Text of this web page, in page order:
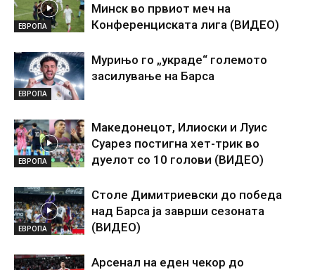
ЕВРОПА
Минск во првиот меч на
Конференциската лига (ВИДЕО)
ЕВРОПА
Мурињо го „украде“ големото
засилување на Барса
ЕВРОПА
Македонецот, Илиоски и Луис
Суарез постигна хет-трик во
дуелот со 10 голови (ВИДЕО)
ЕВРОПА
Столе Димитриевски до победа
над Барса ја заврши сезоната
(ВИДЕО)
Арсенал на еден чекор до